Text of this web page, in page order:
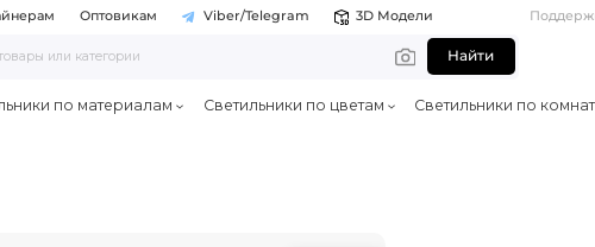
Оптовикам Viber/Telegram 3D Модели
Найти
по материалам Светильники по цветам Светильники по